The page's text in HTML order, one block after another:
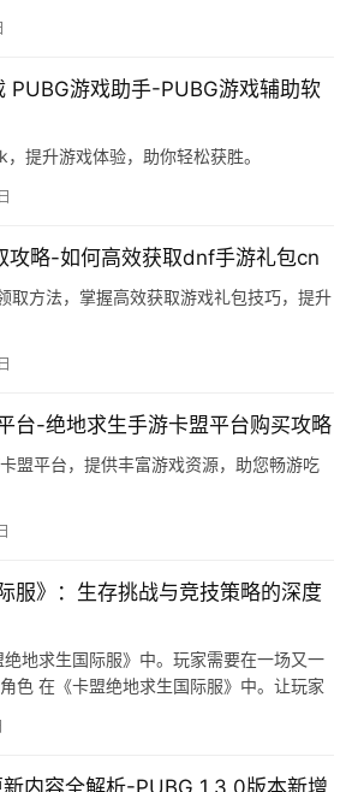
PUBG游戏助手-PUBG游戏辅助软
提升游戏体验，助你轻松获胜。
攻略-如何高效获取dnf手游礼包cn
取方法，掌握高效获取游戏礼包技巧，提升
台-绝地求生手游卡盟平台购买攻略
盟平台，提供丰富游戏资源，助您畅游吃
服》：生存挑战与竞技策略的深度
地求生国际服》中。玩家需要在一场又一
色 在《卡盟绝地求生国际服》中。让玩家